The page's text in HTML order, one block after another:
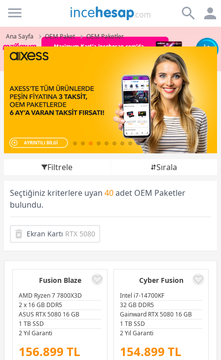
Incehesap
Ana Sayfa OEM Paket OEM Paketler
Filtrele Sırala
Seçtiğiniz kriterlere uyan 40adet OEM Paketler
bulundu.
Ekran Kartı RTX 5080
Fusion Blaze
AMD Ryzen 7 7800X3D
2 x 16 GB DDR5
ASUS RTX 5080 16 GB
1 TB SSD
2 Yıl Garanti
156.899 TL
Cyber Fusion
Intel i7-14700KF
32 GB DDR5
Gainward RTX 5080 16 GB
1 TB SSD
2 Yıl Garanti
154.899 TL